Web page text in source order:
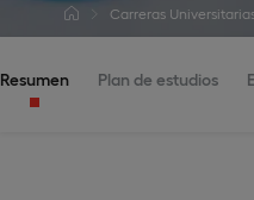
Carreras
Resumen Plan de estudios